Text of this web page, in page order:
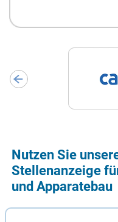
Nutzen Sie
Stellenanzeige
und Apparatebau